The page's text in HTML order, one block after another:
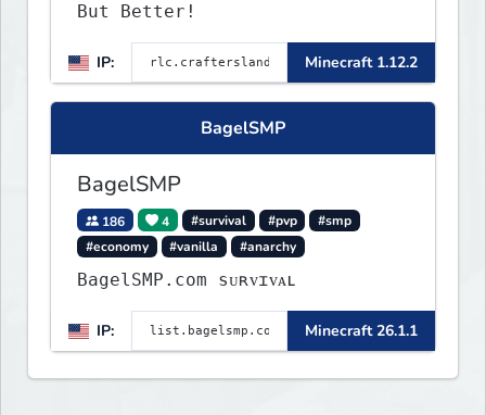
But Better!
IP: Minecraft 1.12.2
BagelSMP
BagelSMP
186 4 #survival #pvp
#smp
#economy
#vanilla #anarchy
BagelSMP.com ѕᴜʀᴠɪᴠᴀʟ
IP: Minecraft 26.1.1